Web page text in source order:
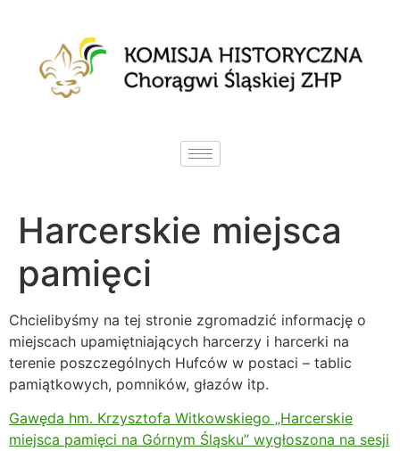
Harcerskie miejsca
pamięci
Chcielibyśmy na tej stronie zgromadzić informację o
miejscach upamiętniających harcerzy i harcerki na
terenie poszczególnych Hufców w postaci – tablic
pamiątkowych, pomników, głazów itp.
Gawęda hm. Krzysztofa Witkowskiego „Harcerskie
miejsca pamięci na Górnym Śląsku” wygłoszona na sesji